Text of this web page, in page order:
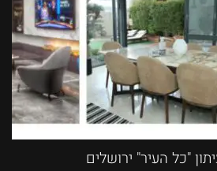
"כל העיר" ירושלים